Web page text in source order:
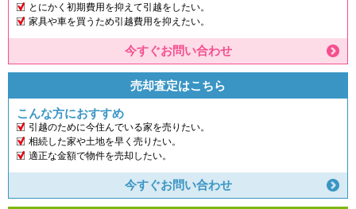
とにかく初期費用を抑えて引越をしたい。
家具や車を買うため引越費用を抑えたい。
今すぐお問い合わせ
売却査定はこちら
こんな方におすすめ
引越のために今住んでいる家を売りたい。
相続した家や土地を早く売りたい。
適正な金額で物件を売却したい。
今すぐお問い合わせ